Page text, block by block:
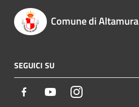
Comune di Altamura
SEGUICI SU
Facebook YoutubeInstagram